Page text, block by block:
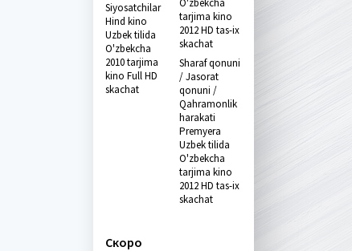
Siyosatchilar
Hind kino
Uzbek tilida
O'zbekcha
2010 tarjima
kino Full HD
skachat
Sharaf qonuni
/ Jasorat
qonuni /
Qahramonlik
harakati
Premyera
Uzbek tilida
O'zbekcha
tarjima kino
2012 HD tas-ix
skachat
Скоро